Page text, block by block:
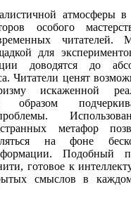
атмосферы в
особого
читателей.
для
доводятся до
Читатели ценят
искаженной
образом
метафор
на фоне
Подобный
готовое к
смыслов в